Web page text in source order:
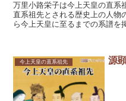
万里小路栄子は今上天皇の直系
直系祖先とされる歴史上の人物
ら今上天皇に至るまでの系譜を
今上天皇の直系祖先 源